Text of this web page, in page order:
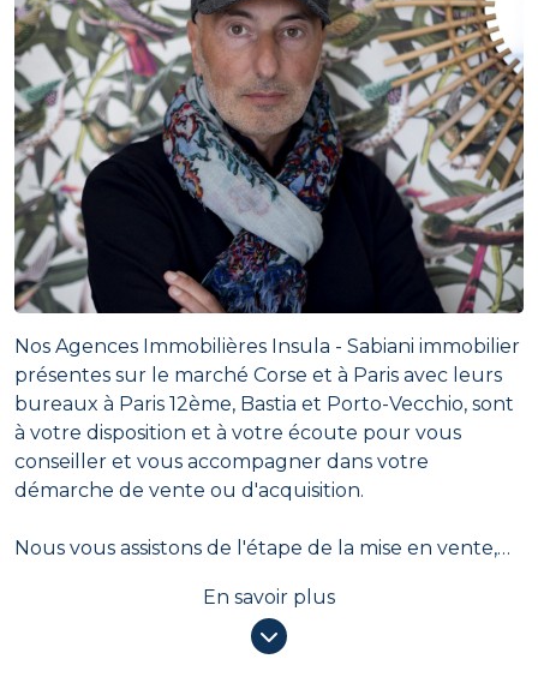
Nos Agences Immobilières Insula - Sabiani immobilier
présentes sur le marché Corse et à Paris avec leurs
bureaux à Paris 12ème, Bastia et Porto-Vecchio, sont
à votre disposition et à votre écoute pour vous
conseiller et vous accompagner dans votre
démarche de vente ou d'acquisition.
Nous vous assistons de l'étape de la mise en vente,
votre bien optimisant ainsi l'efficacité de la réalisation
de votre projet, jusqu'aux démarches administratives
En savoir plus